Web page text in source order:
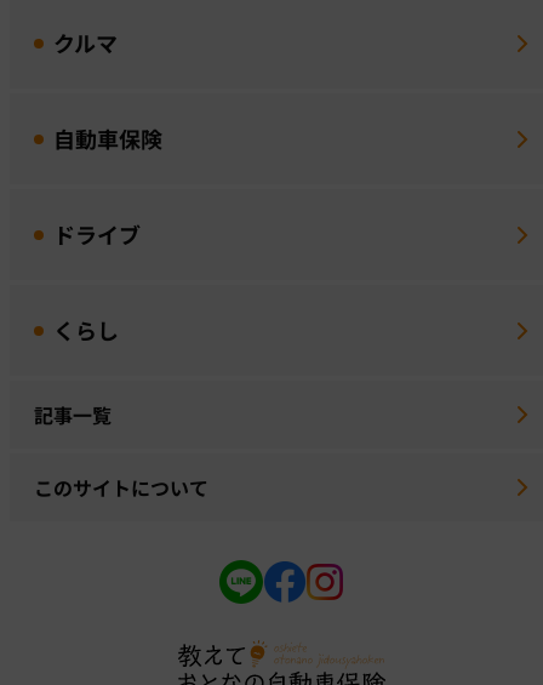
クルマ
自動車保険
ドライブ
くらし
記事一覧
このサイトについて